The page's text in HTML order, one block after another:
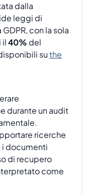
dalla
leggi di
con la sola
il40% del
suthe
durante un audit
ricerche
i documenti
di recupero
come